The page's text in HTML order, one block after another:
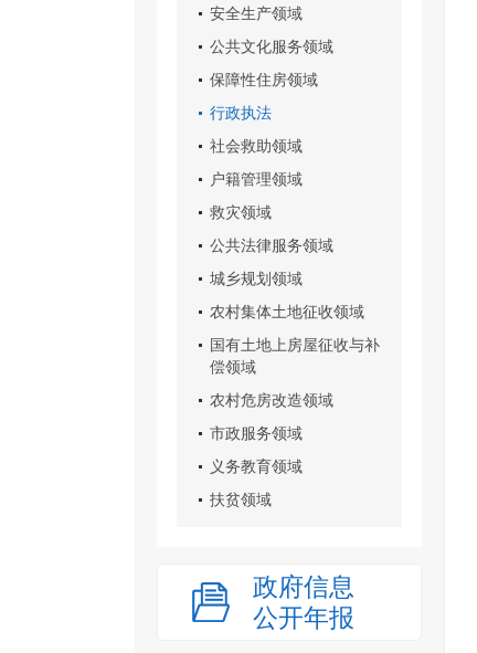
安全生产领域
公共文化服务领域
保障性住房领域
行政执法
社会救助领域
户籍管理领域
救灾领域
公共法律服务领域
城乡规划领域
农村集体土地征收领域
国有土地上房屋征收与补
偿领域
农村危房改造领域
市政服务领域
义务教育领域
扶贫领域
政府信息
公开年报